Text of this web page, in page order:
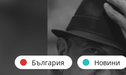
България Новини